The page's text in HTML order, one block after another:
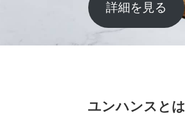
詳細を見る
ユンハンスとは